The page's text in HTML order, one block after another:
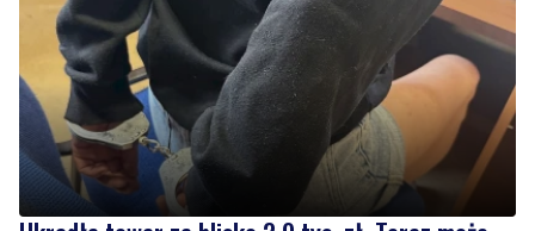
Ukradła towar za blisko 2,9 tys. zł. Teraz może
jej grozić do 5 lat więzienia